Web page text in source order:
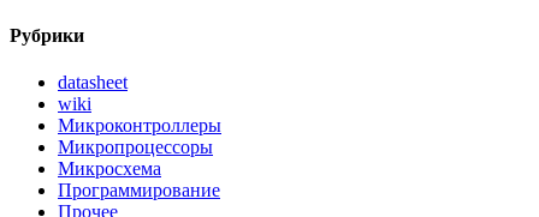
Рубрики
datasheet
wiki
Микроконтроллеры
Микропроцессоры
Микросхема
Программирование
Прочее